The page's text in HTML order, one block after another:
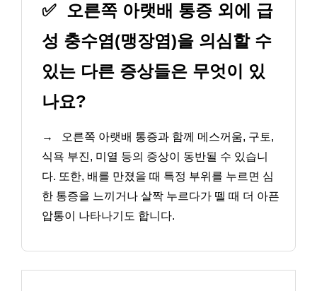
✅ 오른쪽 아랫배 통증 외에 급
성 충수염(맹장염)을 의심할 수
있는 다른 증상들은 무엇이 있
나요?
→
오른쪽 아랫배 통증과 함께 메스꺼움, 구토,
식욕 부진, 미열 등의 증상이 동반될 수 있습니
다. 또한, 배를 만졌을 때 특정 부위를 누르면 심
한 통증을 느끼거나 살짝 누르다가 뗄 때 더 아픈
압통이 나타나기도 합니다.